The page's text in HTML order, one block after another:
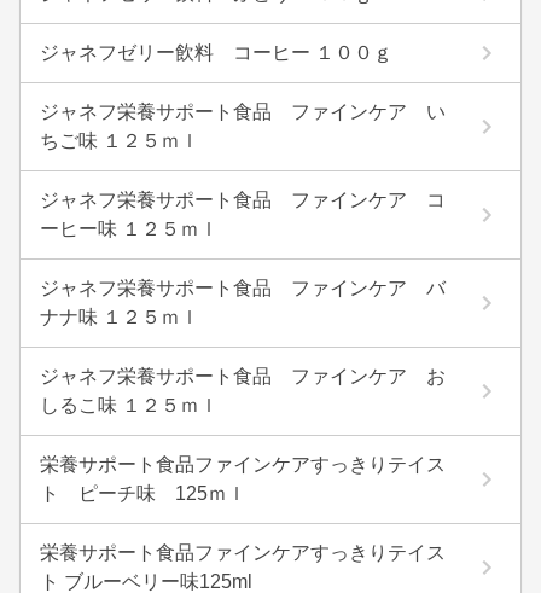
ジャネフゼリー飲料 コーヒー １００ｇ
ジャネフ栄養サポート食品 ファインケア い
ちご味 １２５ｍｌ
ジャネフ栄養サポート食品 ファインケア コ
ーヒー味 １２５ｍｌ
ジャネフ栄養サポート食品 ファインケア バ
ナナ味 １２５ｍｌ
ジャネフ栄養サポート食品 ファインケア お
しるこ味 １２５ｍｌ
栄養サポート食品ファインケアすっきりテイス
ト ピーチ味 125ｍｌ
栄養サポート食品ファインケアすっきりテイス
ト ブルーベリー味125ml